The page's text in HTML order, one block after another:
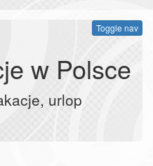
Toggle nav
w Polsce
urlop